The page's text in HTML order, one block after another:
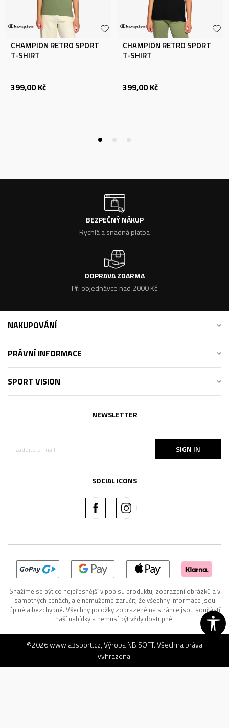
CHAMPION RETRO SPORT
T-SHIRT
399,00 Kč
CHAMPION RETRO SPORT
T-SHIRT
399,00 Kč
BEZPEČNÝ NÁKUP
Rychlá a snadná platba
DOPRAVA ZDARMA
Při objednávce nad 2000 Kč
NAKUPOVÁNÍ
PRÁVNÍ INFORMACE
SPORT VISION
NEWSLETTER
SIGN IN
SOCIAL ICONS
Snažíme se být co nejpřesnější v popisu produktu, zobrazení obrázků a v
samotných cenách, ale nemůžeme zaručit, že všechny informace jsou
úplné a bezchybné. Všechny položky zobrazené na stránce jsou součástí
naší nabídky a nemusí být vždy dostupné.
©2026www.a3sport.cz, VýrobaNB SOFT. Všechna práva
vyhrazena.